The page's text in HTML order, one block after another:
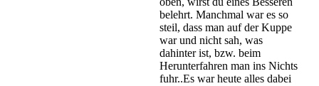
belehrt. Manchmal war es so
steil, dass man auf der Kuppe
war und nicht sah, was
dahinter ist, bzw. beim
Herunterfahren man ins Nichts
fuhr..Es war heute alles dabei